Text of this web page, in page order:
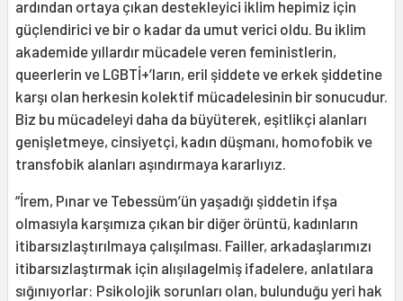
ardından ortaya çıkan destekleyici iklim hepimiz için
güçlendirici ve bir o kadar da umut verici oldu. Bu iklim
akademide yıllardır mücadele veren feministlerin,
queerlerin ve LGBTİ+’ların, eril şiddete ve erkek şiddetine
karşı olan herkesin kolektif mücadelesinin bir sonucudur.
Biz bu mücadeleyi daha da büyüterek, eşitlikçi alanları
genişletmeye, cinsiyetçi, kadın düşmanı, homofobik ve
transfobik alanları aşındırmaya kararlıyız.
“İrem, Pınar ve Tebessüm’ün yaşadığı şiddetin ifşa
olmasıyla karşımıza çıkan bir diğer örüntü, kadınların
itibarsızlaştırılmaya çalışılması. Failler, arkadaşlarımızı
itibarsızlaştırmak için alışılagelmiş ifadelere, anlatılara
sığınıyorlar: Psikolojik sorunları olan, bulunduğu yeri hak